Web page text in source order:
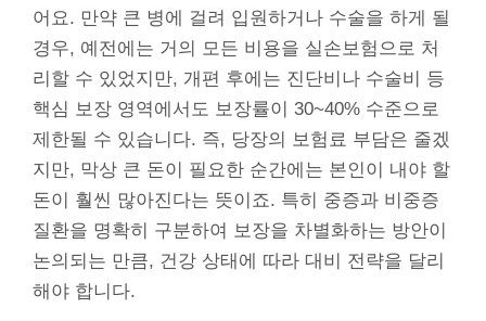
어요. 만약 큰 병에 걸려 입원하거나 수술을 하게 될
경우, 예전에는 거의 모든 비용을 실손보험으로 처
리할 수 있었지만, 개편 후에는 진단비나 수술비 등
핵심 보장 영역에서도 보장률이 30~40% 수준으로
제한될 수 있습니다. 즉, 당장의 보험료 부담은 줄겠
지만, 막상 큰 돈이 필요한 순간에는 본인이 내야 할
돈이 훨씬 많아진다는 뜻이죠. 특히 중증과 비중증
질환을 명확히 구분하여 보장을 차별화하는 방안이
논의되는 만큼, 건강 상태에 따라 대비 전략을 달리
해야 합니다.